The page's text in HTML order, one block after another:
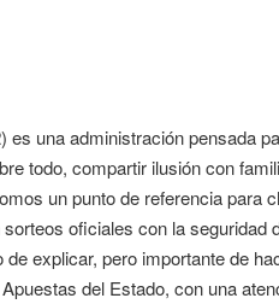
una administración pensada
todo, compartir ilusión con
un punto de referencia para
oficiales con la seguridad
explicar, pero importante de
del Estado, con una